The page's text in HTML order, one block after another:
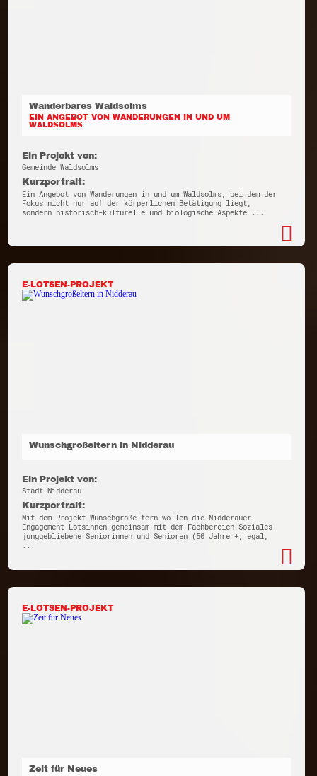
Wanderbares Waldsolms
EIN ANGEBOT VON WANDERUNGEN IN UND UM
WALDSOLMS
Ein Projekt von:
Gemeinde Waldsolms
Kurzportrait:
Ein Angebot von Wanderungen in und um Waldsolms, bei dem der
Fokus nicht nur auf der körperlichen Betätigung liegt,
sondern historisch-kulturelle und biologische Aspekte ...
E-LOTSEN-PROJEKT
Wunschgroßeltern in Nidderau
Ein Projekt von:
Stadt Nidderau
Kurzportrait:
Mit dem Projekt Wunschgroßeltern wollen die Nidderauer
Engagement-Lotsinnen gemeinsam mit dem Fachbereich Soziales
junggebliebene Seniorinnen und Senioren (50 Jahre +, egal,
...
E-LOTSEN-PROJEKT
Zeit für Neues